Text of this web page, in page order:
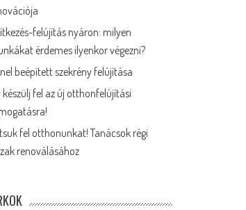
felújítás nyáron: milyen
érdemes ilyenkor végezni?
beépített szekrény felújítása
készülj fel az új otthonfelújítási
fel otthonunkat! Tanácsok régi
renoválásához